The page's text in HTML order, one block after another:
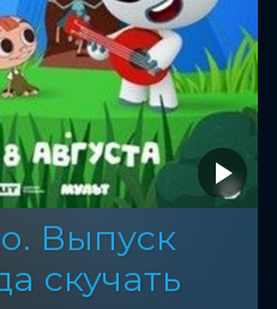
Выпуск
скучать